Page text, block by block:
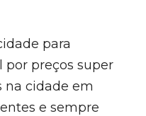
para
preços super
na cidade em
e sempre